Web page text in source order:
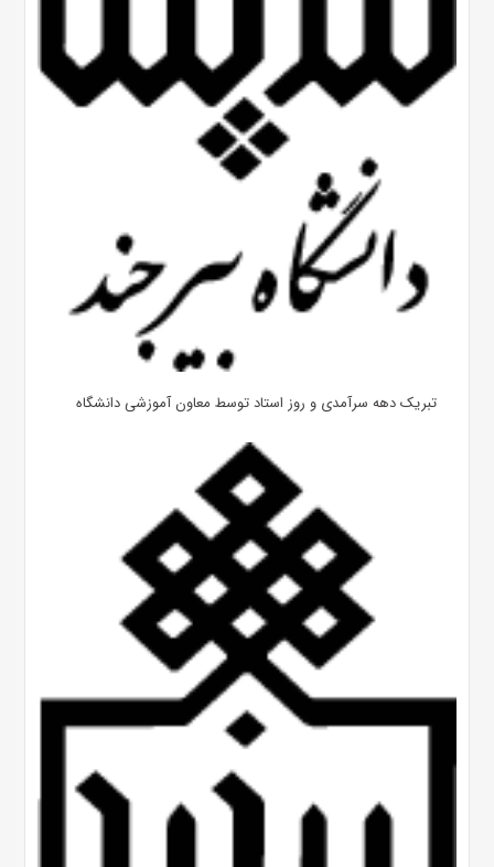
تبریک دهه سرآمدی و روز استاد توسط معاون آموزشی دانشگاه